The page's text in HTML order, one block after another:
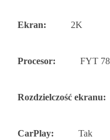
Ekran: 2K
Procesor: FYT
Rozdzielczość ekranu:
CarPlay: Tak